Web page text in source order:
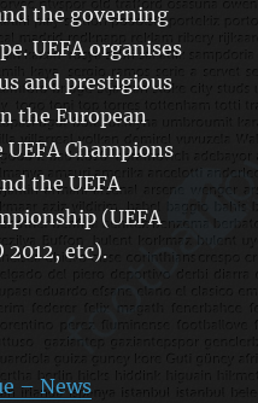
the governing
UEFA organises
and prestigious
the European
Champions
the UEFA
(UEFA
2012, etc).
– News